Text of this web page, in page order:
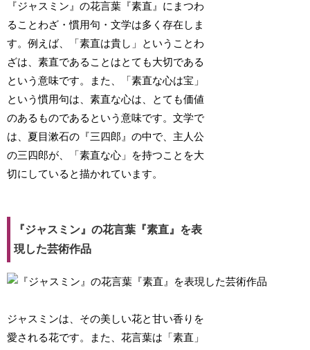
『ジャスミン』の花言葉『素直』にまつわ
ることわざ・慣用句・文学は多く存在しま
す。例えば、「素直は貴し」ということわ
ざは、素直であることはとても大切である
という意味です。また、「素直な心は宝」
という慣用句は、素直な心は、とても価値
のあるものであるという意味です。文学で
は、夏目漱石の『三四郎』の中で、主人公
の三四郎が、「素直な心」を持つことを大
切にしていると描かれています。
『ジャスミン』の花言葉『素直』を表
現した芸術作品
ジャスミンは、その美しい花と甘い香りを
愛される花です。また、花言葉は「素直」